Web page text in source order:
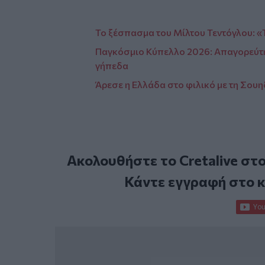
Το ξέσπασμα του Μίλτου Τεντόγλου:
Παγκόσμιο Κύπελλο 2026:
γήπεδα
Άρεσε η Ελλάδα στο φιλικό με τη
Ακολουθήστε το Cretalive
Κάντε εγγραφή στο